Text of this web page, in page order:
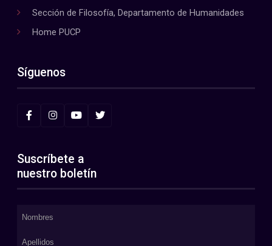
Sección de Filosofía, Departamento de Humanidades
Home PUCP
Síguenos
Suscríbete a
nuestro boletín